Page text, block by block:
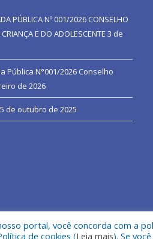
PÚBLICA Nº 001/2026 CONSELHO
E DO ADOLESCENTE 3 de
Pública N°001/2026 Conselho
de 2026
de outubro de 2025
Mapa
portal, você concorda com a
de cookies (Leia mais). Se você